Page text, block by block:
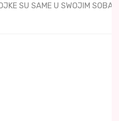
SU SAME U SWOJIM